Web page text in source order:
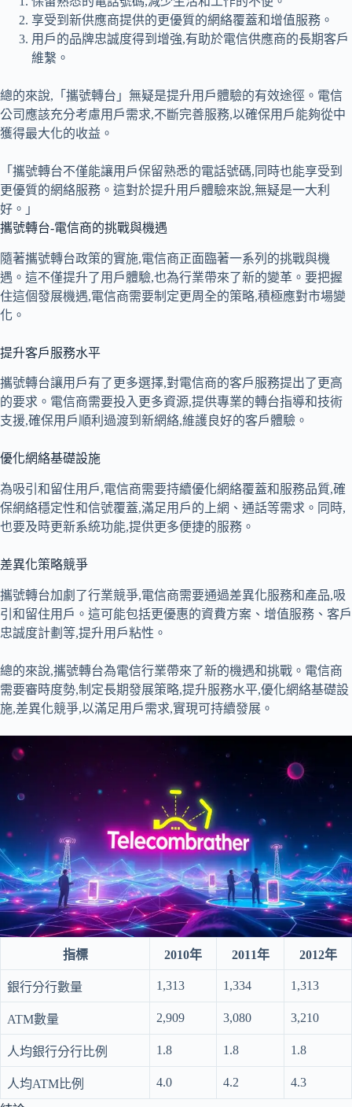
享受到新供應商提供的更優質的網絡覆蓋和增值服務。
用戶的品牌忠誠度得到增強,有助於電信供應商的長期客戶
維繫。
總的來說,「攜號轉台」無疑是提升用戶體驗的有效途徑。電信
公司應該充分考慮用戶需求,不斷完善服務,以確保用戶能夠從中
獲得最大化的收益。
「攜號轉台不僅能讓用戶保留熟悉的電話號碼,同時也能享受到
更優質的網絡服務。這對於提升用戶體驗來說,無疑是一大利
好。」
攜號轉台-電信商的挑戰與機遇
隨著攜號轉台政策的實施,電信商正面臨著一系列的挑戰與機
遇。這不僅提升了用戶體驗,也為行業帶來了新的變革。要把握
住這個發展機遇,電信商需要制定更周全的策略,積極應對市場變
化。
提升客戶服務水平
攜號轉台讓用戶有了更多選擇,對電信商的客戶服務提出了更高
的要求。電信商需要投入更多資源,提供專業的轉台指導和技術
支援,確保用戶順利過渡到新網絡,維護良好的客戶體驗。
優化網絡基礎設施
為吸引和留住用戶,電信商需要持續優化網絡覆蓋和服務品質,確
保網絡穩定性和信號覆蓋,滿足用戶的上網、通話等需求。同時,
也要及時更新系統功能,提供更多便捷的服務。
差異化策略競爭
攜號轉台加劇了行業競爭,電信商需要通過差異化服務和產品,吸
引和留住用戶。這可能包括更優惠的資費方案、增值服務、客戶
忠誠度計劃等,提升用戶粘性。
總的來說,攜號轉台為電信行業帶來了新的機遇和挑戰。電信商
需要審時度勢,制定長期發展策略,提升服務水平,優化網絡基礎設
施,差異化競爭,以滿足用戶需求,實現可持續發展。
指標 2010年 2011年 2012年
銀行分行數量 1,313 1,334 1,313
ATM數量 2,909 3,080 3,210
人均銀行分行比例 1.8 1.8 1.8
人均ATM比例 4.0 4.2 4.3